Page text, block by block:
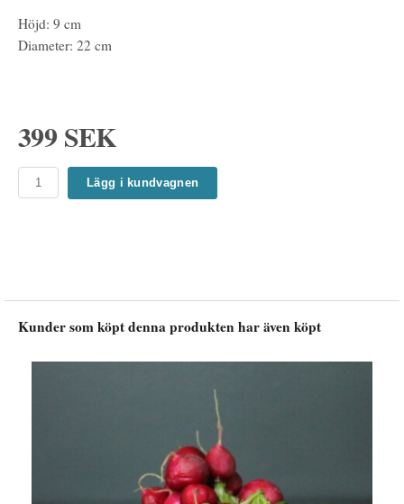
Höjd: 9 cm
Diameter: 22 cm
399 SEK
Lägg i kundvagnen
Kunder som köpt denna produkten har även köpt